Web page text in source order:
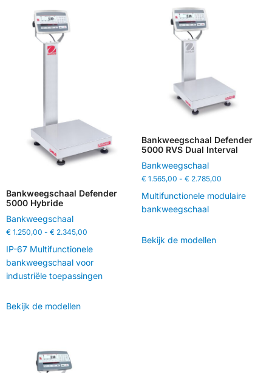
Bankweegschaal Defender
5000 Hybride
Bankweegschaal
€ 1.250,00 - € 2.345,00
IP-67 Multifunctionele
bankweegschaal voor
industriële toepassingen
Bekijk de modellen
Bankweegschaal Defender
5000 RVS Dual Interval
Bankweegschaal
€1.565,00 - €2.785,00
Multifunctionele modulaire
bankweegschaal
Bekijk de modellen